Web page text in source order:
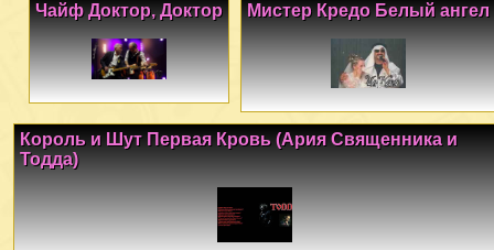
Мистер Кредо Белый ангел
Чайф Доктор, Доктор
Король и Шут Первая Кровь (Ария Священника и
Тодда)